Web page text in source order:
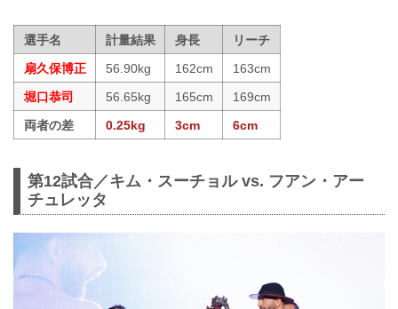
選手名 計量結果 身長
リーチ
扇久保博正
56.90kg 162cm
163cm
堀口恭司
56.65kg 165cm
169cm
両者の差
0.25kg 3cm 6cm
第12試合／キム・スーチョル vs. フアン・アー
チュレッタ